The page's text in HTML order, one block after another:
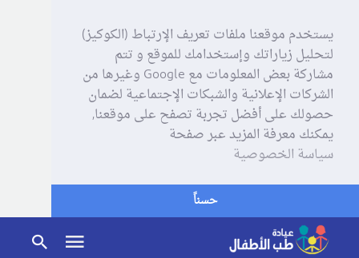
يستخدم موقعنا ملفات تعريف الإرتباط (الكوكيز)
لتحليل زياراتك وإستخدامك للموقع و تتم
مشاركة بعض المعلومات مع Google وغيرها من
الشركات الإعلانية والشبكات الإجتماعية لضمان
حصولك على أفضل تجربة تصفح على موقعنا,
يمكنك معرفة المزيد عبر صفحة
سياسة الخصوصية
حسناً